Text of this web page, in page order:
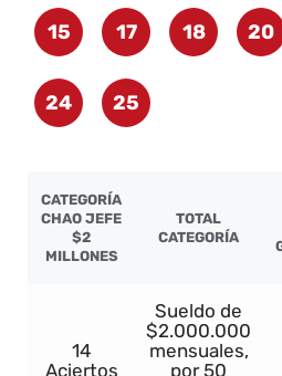
15 17 18 20
24 25
CATEGORÍA
CHAO JEFE
$2
MILLONES
TOTAL
CATEGORÍA
14
Aciertos
Sueldo de
$2.000.000
mensuales,
por 50